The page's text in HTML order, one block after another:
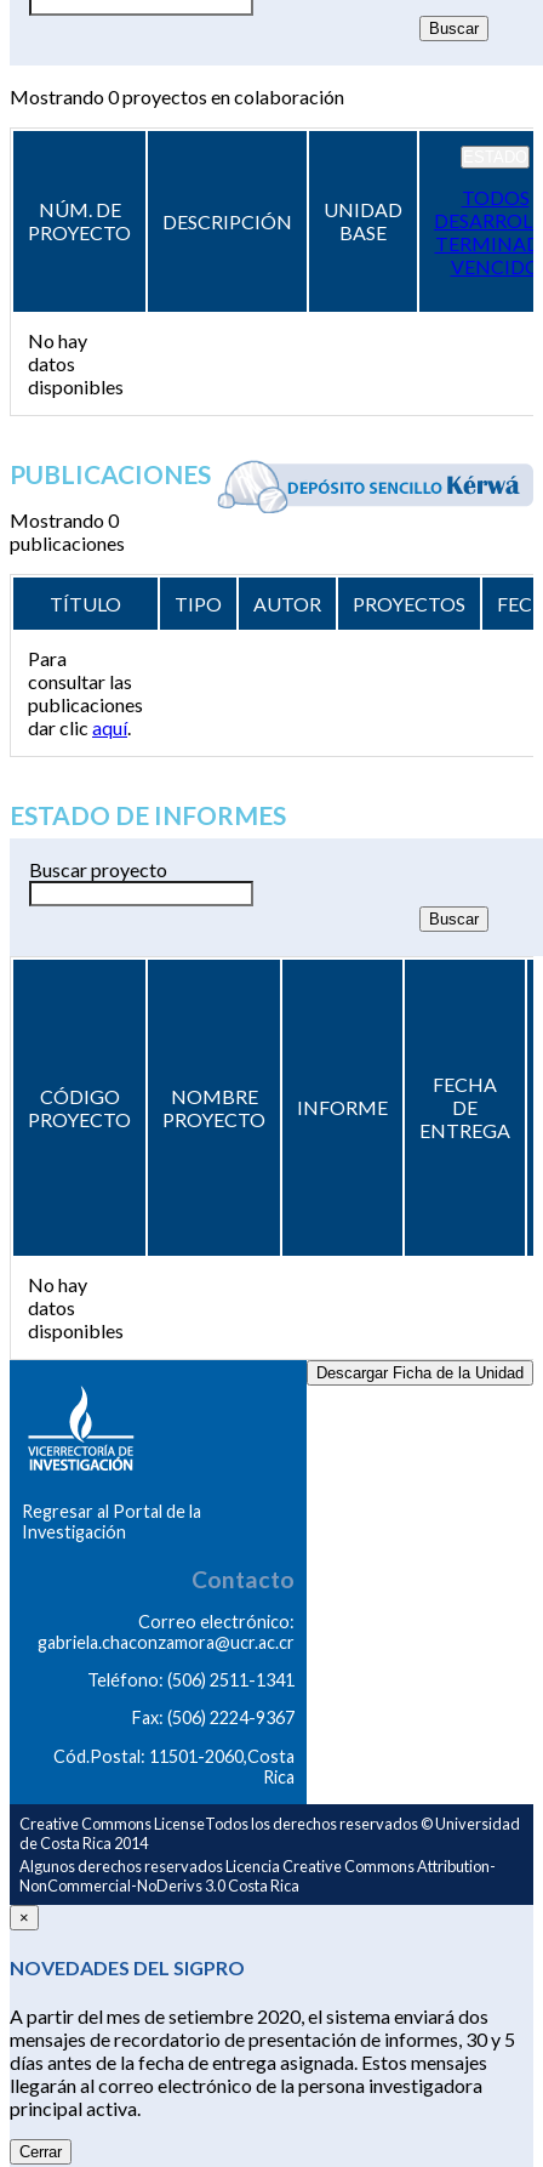
Mostrando0proyectos en colaboración
NÚM. DE
PROYECTO
DESCRIPCIÓN
UNIDAD
BASE
TODOS
VENCIDO
No hay
datos
disponibles
PUBLICACIONES
Mostrando 0
publicaciones
TÍTULO TIPO AUTOR PROYECTOS
Para
consultar las
publicaciones
dar clic aquí.
ESTADO DE INFORMES
Buscar proyecto
CÓDIGO
PROYECTO
NOMBRE
PROYECTO
INFORME
FECHA
DE
ENTREGA
No hay
datos
disponibles
Descargar Ficha de la Unidad
Regresar al Portal de la
Investigación
Contacto
Correo electrónico:
gabriela.chaconzamora@ucr.ac.cr
Teléfono: (506) 2511-1341
Fax: (506) 2224-9367
Cód.Postal: 11501-2060,Costa
Rica
Creative Commons LicenseTodos los derechos reservados © Universidad
de Costa Rica 2014
Algunos derechos reservados Licencia Creative Commons Attribution-
NonCommercial-NoDerivs 3.0 Costa Rica
×
NOVEDADES DEL SIGPRO
A partir del mes de setiembre 2020, el sistema enviará dos
mensajes de recordatorio de presentación de informes, 30 y 5
días antes de la fecha de entrega asignada. Estos mensajes
llegarán al correo electrónico de la persona investigadora
principal activa.
Cerrar